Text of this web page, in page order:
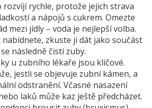
rozvíjí rychle, protože jejich strava
a nápojů s cukrem. Omezte
mezi jídly – voda je nejlepší volba.
zkuste ji dát jako součást
následně čistí zuby.
u zubního lékaře jsou klíčové.
jestli se objevuje zubní kámen, a
odstranění. Včasné nasazení
laků může kaz ještě předcházet.